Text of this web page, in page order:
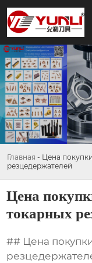
Главная - Цена
резцедержателей
Цена
токарных
## Цена